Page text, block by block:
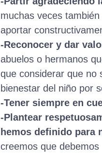
muchas veces
aportar
-Reconocer y dar
abuelos o hermanos
que considerar que no
bienestar del niño por
-Tener siempre en
-Plantear
hemos definido para
creemos que